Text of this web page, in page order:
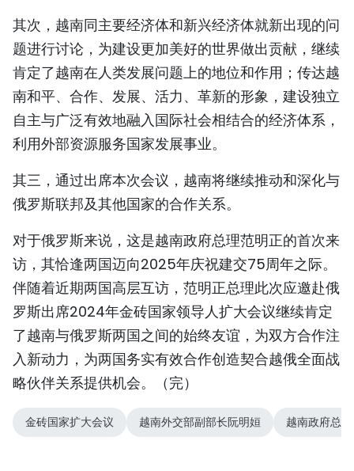
其次，越南同主要经济体和新兴经济体就新出现的问
题进行讨论，为建设更加美好的世界做出贡献，继续
肯定了越南在人类发展问题上的地位和作用；传达越
南和平、合作、发展、活力、革新的形象，建设独立
自主与广泛有效地融入国际社会相结合的经济体系，
利用外部资源服务国家发展事业。
其三，通过出席本次会议，越南将继续推动和深化与
俄罗斯联邦及其他国家的合作关系。
对于俄罗斯来说，这是越南政府总理范明正的首次来
访，其恰逢两国迈向2025年庆祝建交75周年之际。
伴随着近期两国高层互访，范明正总理此次应邀赴俄
罗斯出席2024年金砖国家领导人扩大会议继续肯定
了越南与俄罗斯两国之间的始终友谊，为双方合作注
入新动力，为两国务实有效合作创造契合越俄全面战
略伙伴关系提供机会。（完）
金砖国家扩大会议 越南外交部副部长阮明姮 越南政府总